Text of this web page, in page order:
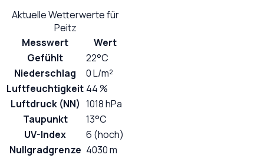
Aktuelle Wetterwerte für
Peitz
Messwert
Wert
Gefühlt
22°C
Niederschlag
0 L/m²
Luftfeuchtigkeit 44 %
Luftdruck (NN) 1018 hPa
Taupunkt
13°C
UV-Index
6 (hoch)
Nullgradgrenze 4030 m